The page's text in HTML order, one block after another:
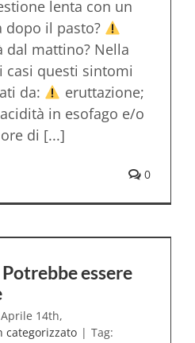
lenta con un
dopo il pasto?
dal mattino? Nella
casi questi sintomi
da:
eruttazione;
in esofago e/o
di [...]
0
essere
Aprile 14th,
categorizzato | Tag: